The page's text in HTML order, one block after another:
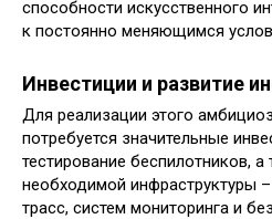
способности искусственного
к постоянно меняющимся
Инвестиции и развитие
Для реализации этого
потребуется значительные
тестирование беспилотников,
необходимой инфраструктуры
трасс, систем мониторинга и